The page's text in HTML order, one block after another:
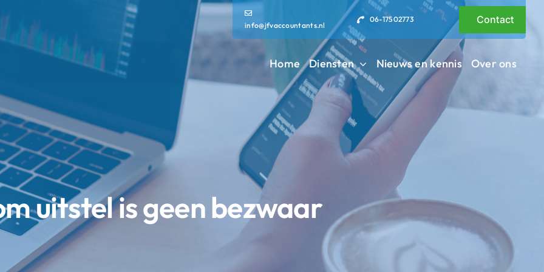
info@jfvaccountants.nl
06-17502773 Contact
Home Diensten Nieuws en kennis Over ons
uitstel is geen bezwaar